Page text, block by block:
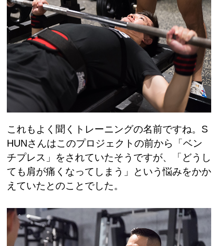
これもよく聞くトレーニングの名前ですね。S
HUNさんはこのプロジェクトの前から「ベン
チプレス」をされていたそうですが、「どうし
ても肩が痛くなってしまう」という悩みをかか
えていたとのことでした。